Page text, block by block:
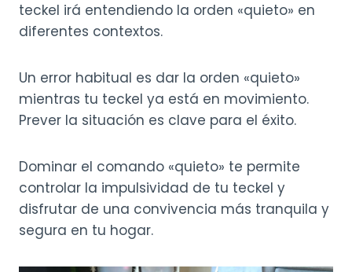
teckel irá entendiendo la orden «quieto» en
diferentes contextos.
Un error habitual es dar la orden «quieto»
mientras tu teckel ya está en movimiento.
Prever la situación es clave para el éxito.
Dominar el comando «quieto» te permite
controlar la impulsividad de tu teckel y
disfrutar de una convivencia más tranquila y
segura en tu hogar.